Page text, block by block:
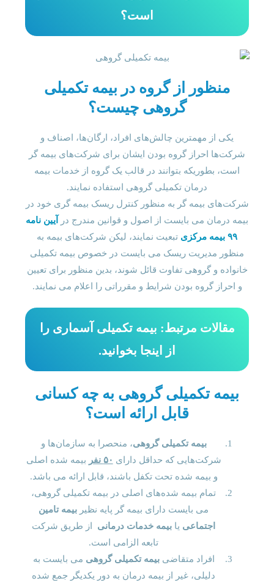
است؟
منظور از گروه در بیمه تکمیلی
گروهی چیست؟
یکی از مهمترین چالش‌های افراد، ارگان‌ها، اصناف و
شرکت‌ها احراز گروه بودن ایشان برای شرکت‌های بیمه گر
است، بطوریکه بتوانند در قالب یک گروه از خدمات بیمه
درمان تکمیلی گروهی استفاده نمایند.
شرکت‌های بیمه گر به منظور کنترل ریسک بیمه گری خود در
بیمه درمان می بایست از اصول و قوانین مندرج در
آیین نامه
۹۹ بیمه مرکزی
تبعیت نمایند، لیکن شرکت‌های بیمه به
منظور مدیریت ریسک می بایست در خصوص بیمه تکمیلی
خانواده و گروهی تفاوت قائل شوند، بدین منظور برای تعیین
و احراز گروه بودن شرایط و مقرراتی را اعلام می نمایند.
مقالات مرتبط: بیمه تکمیلی آسماری را
از اینجا بخوانید.
بیمه تکمیلی گروهی به چه کسانی
قابل ارائه است؟
بیمه تکمیلی گروهی، منحصرا به سازمان‌ها و
شرکت‌هایی که حداقل دارای ۵۰ نفر
بیمه شده اصلی
و بیمه شده تحت تکفل باشند، قابل ارائه می باشد.
تمام بیمه شده‌های اصلی در بیمه تکمیلی گروهی،
می بایست دارای بیمه گر پایه نظیر بیمه تامین
اجتماعی یا بیمه خدمات درمانی از طریق شرکت
تابعه الزامی است.
افراد متقاضیبیمه تکمیلی گروهی می بایست به
دلیلی، غیر از بیمه درمان به دور یکدیگر جمع شده